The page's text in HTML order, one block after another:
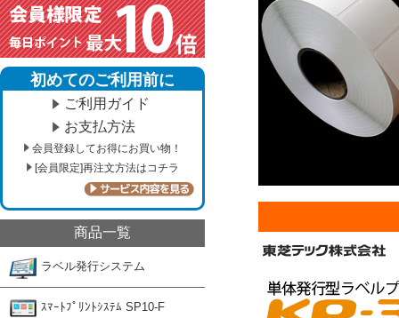
初めてのご利用前に
ご利用ガイド
お支払方法
会員登録してお得にお買い物！
[会員限定]再注文方法はコチラ
商品一覧
ラベル発行システム
ｽﾏｰﾄﾌﾟﾘﾝﾄｼｽﾃﾑ SP10-F